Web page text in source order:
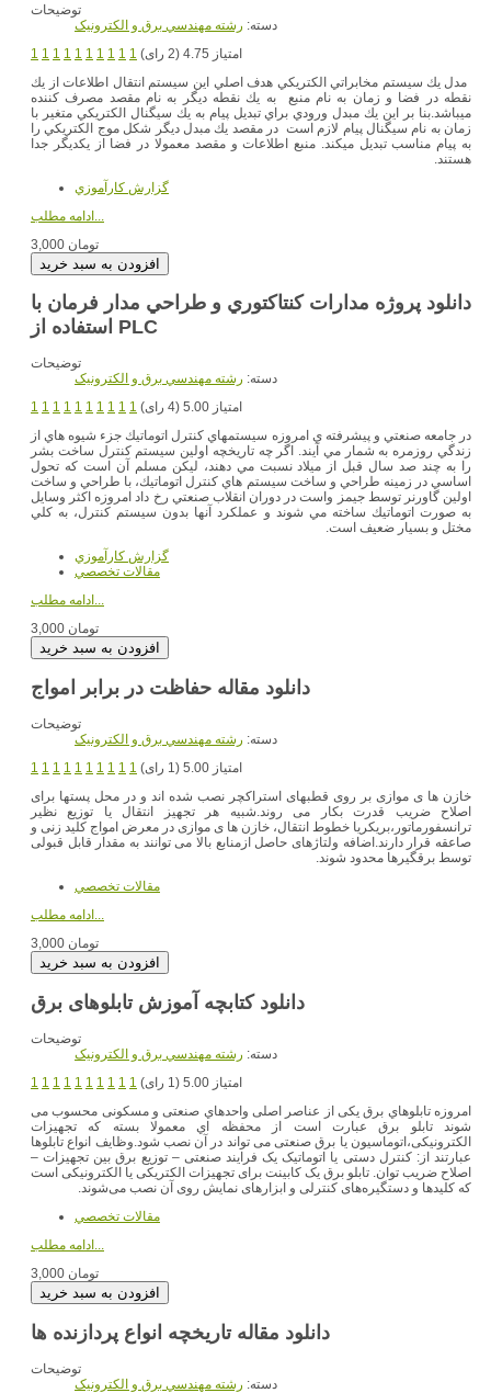
توضیحات
دسته: رشته مهندسي برق و الکترونيک
1 1 1 1 1 1 1 1 1 1
امتیاز 4.75 (2 رای)
مدل يك سيستم مخابراتي الكتريكي هدف اصلي اين سيستم انتقال اطلاعات از يك
نقطه در فضا و زمان به نام منبع به يك نقطه ديگر به نام مقصد مصرف كننده
ميباشد.بنا بر اين يك مبدل ورودي براي تبديل پيام به يك سيگنال الكتريكي متغير با
زمان به نام سيگنال پيام لازم است در مقصد يك مبدل ديگر شكل موج الكتريكي را
به پيام مناسب تبديل ميكند. منبع اطلاعات و مقصد معمولا در فضا از يكديگر جدا
هستند.
گزارش کارآموزي
3,000 تومان
دانلود پروژه مدارات كنتاكتوري و طراحي مدار فرمان با
استفاده از PLC
توضیحات
دسته: رشته مهندسي برق و الکترونيک
1 1 1 1 1 1 1 1 1 1
امتیاز 5.00 (4 رای)
در جامعه صنعتي و پيشرفته ي امروزه سيستمهاي كنترل اتوماتيك جزء شيوه هاي از
زندگي روزمره به شمار مي آيند. اگر چه تاريخچه اولين سيستم كنترل ساخت بشر
را به چند صد سال قبل از ميلاد نسبت مي دهند، ‌ليكن مسلم آن است كه تحول
اساسي در زمينه طراحي و ساخت سيستم هاي كنترل اتوماتيك، با طراحي و ساخت
اولين گاورنر توسط جيمز واست در دوران انقلاب صنعتي رخ داد امروزه اكثر وسايل
به صورت اتوماتيك ساخته مي شوند و عملكرد آنها بدون سيستم كنترل، به كلي
مختل و بسيار ضعيف است.
گزارش کارآموزي
مقالات تخصصي
ادامه مطلب...
3,000 تومان
دانلود مقاله حفاظت در برابر امواج
توضیحات
دسته: رشته مهندسي برق و الکترونيک
1 1 1 1 1 1 1 1 1 1
امتیاز 5.00 (1 رای)
خازن ها ی موازی بر روی قطبهای استراکچر نصب شده اند و در محل پستها برای
اصلاح ضریب قدرت بکار می روند.شبیه هر تجهیز انتقال یا توزیع نظیر
ترانسفورماتور،بریکریا خطوط انتقال، خازن ها ی موازی در معرض امواج کلید زنی و
صاعقه قرار دارند.اضافه ولتاژهای حاصل ازمنابع بالا می توانند به مقدار قابل قبولی
توسط برقگیرها محدود شوند.
مقالات تخصصي
ادامه مطلب...
3,000 تومان
دانلود کتابچه آموزش تابلوهای برق
توضیحات
دسته: رشته مهندسي برق و الکترونيک
1 1 1 1 1 1 1 1 1 1
امتیاز 5.00 (1 رای)
امروزه تابلوهاي برق یکی از عناصر اصلی واحدهاي صنعتی و مسکونی محسوب می
شوند تابلو برق عبارت است از محفظه اي معمولا بسته که تجهیزات
الکترونیکی،اتوماسیون یا برق صنعتی می تواند در آن نصب شود.وظایف انواع تابلوها
عبارتند از: کنترل دستی یا اتوماتیک یک فرایند صنعتی – توزیع برق بین تجهیزات –
اصلاح ضریب توان. تابلو برق یک کابینت برای تجهیزات الکتریکی یا الکترونیکی است
که کلیدها و دستگیره‌های کنترلی و ابزارهای نمایش روی آن نصب می‌شوند.
مقالات تخصصي
ادامه مطلب...
3,000 تومان
دانلود مقاله تاریخچه انواع پردازنده ها
توضیحات
دسته: رشته مهندسي برق و الکترونيک